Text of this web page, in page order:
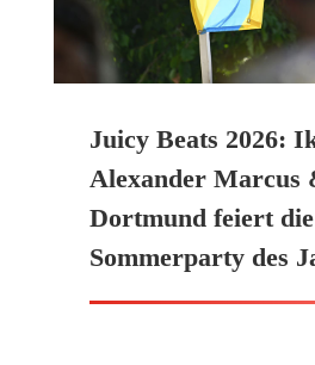
Juicy Beats 2026:
Alexander Marcus
Dortmund feiert
Sommerparty des